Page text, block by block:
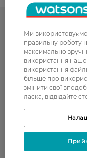
Корейска косметика
Парфуми
Акції
Аксесуари
Ми
правильну роботу
максимально
використання
використання
більше про
змінити свої
ласка, відвідайте